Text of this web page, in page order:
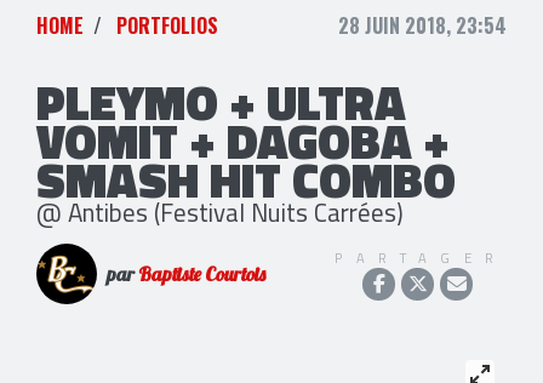
HOME PORTFOLIOS 28 JUIN 2018, 23:54
PLEYMO + ULTRA
VOMIT + DAGOBA +
SMASH HIT COMBO
@ Antibes (Festival Nuits Carrées)
parBaptiste Courtois
PARTAGER